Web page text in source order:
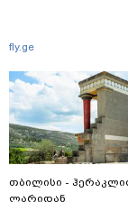
fly.ge
თბილისი -
ლარიდან